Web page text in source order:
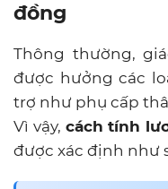
đồng
Thông thường,
được hưởng các
trợ như phụ cấp
Vì vậy, cách tính
được xác định như